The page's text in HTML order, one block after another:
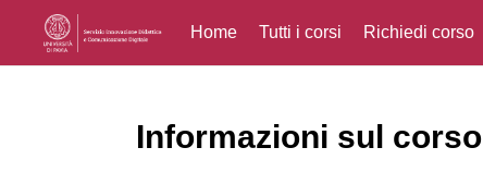
Home Tutti i corsi Richiedi corso
Informazioni sul corso